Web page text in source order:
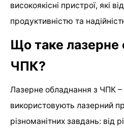
високоякісні пристрої, які
продуктивністю та
Що таке лазерне
ЧПК?
Лазерне обладнання з ЧПК –
використовують лазерний
різноманітних завдань: від